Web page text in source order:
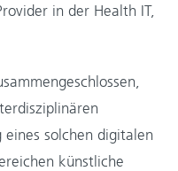
in der Health IT,
solchen digitalen
künstliche